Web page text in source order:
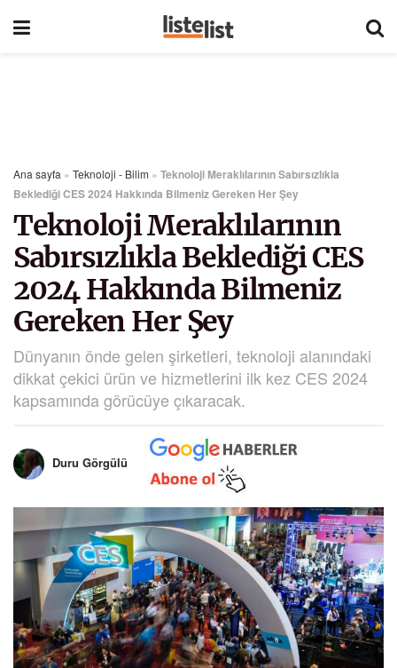
Ana sayfa » Teknoloji - Bilim » Teknoloji Meraklılarının Sabırsızlıkla
Beklediği CES 2024 Hakkında Bilmeniz Gereken Her Şey
Teknoloji Meraklılarının
Sabırsızlıkla Beklediği CES
2024 Hakkında Bilmeniz
Gereken Her Şey
Dünyanın önde gelen şirketleri, teknoloji alanındaki
dikkat çekici ürün ve hizmetlerini ilk kez CES 2024
kapsamında görücüye çıkaracak.
Duru Görgülü